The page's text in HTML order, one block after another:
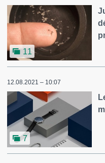
11
12.08.2021 – 10:07
7